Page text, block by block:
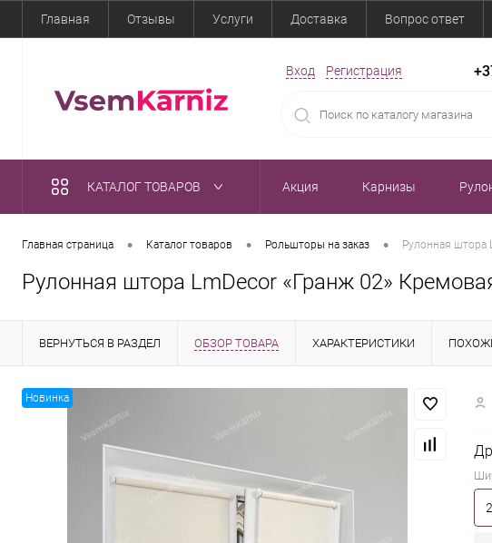
Главная Отзывы Услуги Доставка Вопрос ответ
Вход Регистрация
КАТАЛОГ ТОВАРОВ Акция Карнизы
Главная страница • Каталог товаров • Рольшторы на заказ • Рулонная штора
Рулонная штора LmDecor «Гранж 02»
ВЕРНУТЬСЯ В РАЗДЕЛ ОБЗОР ТОВАРА ХАРАКТЕРИСТИКИ
Новинка